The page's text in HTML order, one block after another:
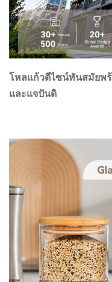
โหลแก้วดีไซน์ทันสมัยพ
และแจปันดิ